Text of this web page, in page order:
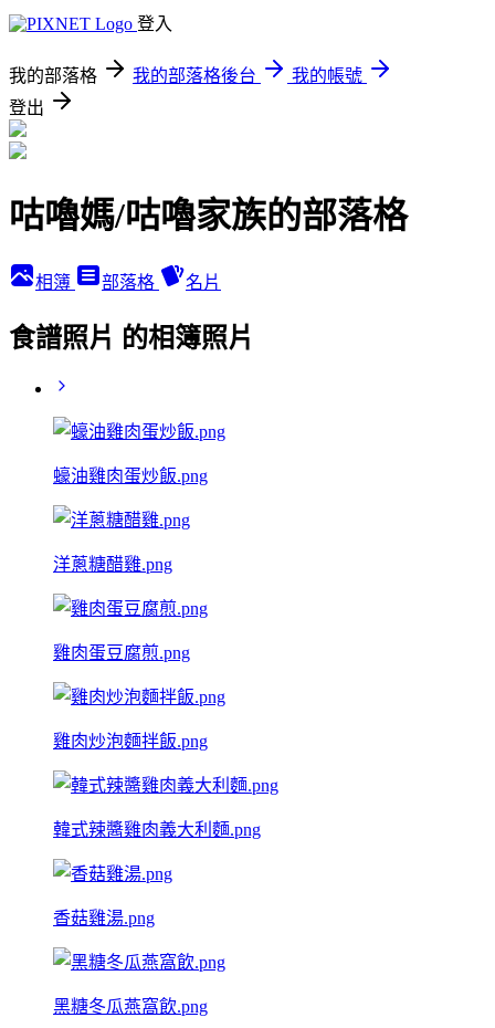
登入
我的部落格 我的部落格後台
我的帳號
登出
咕嚕媽/咕嚕家族的部落格
相簿 部落格 名片
食譜照片 的相簿照片
蠔油雞肉蛋炒飯.png
洋蔥糖醋雞.png
雞肉蛋豆腐煎.png
雞肉炒泡麵拌飯.png
韓式辣醬雞肉義大利麵.png
香菇雞湯.png
黑糖冬瓜燕窩飲.png